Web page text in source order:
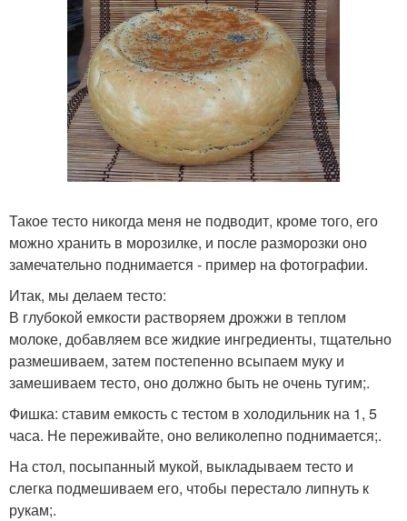
Такое тесто никогда меня не подводит, кроме того, его
можно хранить в морозилке, и после разморозки оно
замечательно поднимается - пример на фотографии.
Итак, мы делаем тесто:
В глубокой емкости растворяем дрожжи в теплом
молоке, добавляем все жидкие ингредиенты, тщательно
размешиваем, затем постепенно всыпаем муку и
замешиваем тесто, оно должно быть не очень тугим;.
Фишка: ставим емкость с тестом в холодильник на 1, 5
часа. Не переживайте, оно великолепно поднимается;.
На стол, посыпанный мукой, выкладываем тесто и
слегка подмешиваем его, чтобы перестало липнуть к
рукам;.